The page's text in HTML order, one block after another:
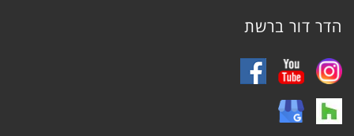
הדר דור ברשת